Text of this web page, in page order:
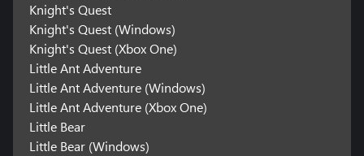
Knight's Quest
Knight's Quest (Windows)
Knight's Quest (Xbox One)
Little Ant Adventure
Little Ant Adventure (Windows)
Little Ant Adventure (Xbox One)
Little Bear
Little Bear (Windows)